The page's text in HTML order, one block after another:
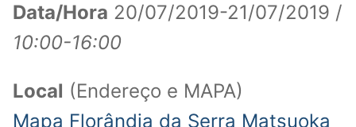
Data/Hora 20/07/2019-21/07/2019 /
10:00-16:00
Local (Endereço e MAPA)
Mapa Florândia da Serra Matsuoka